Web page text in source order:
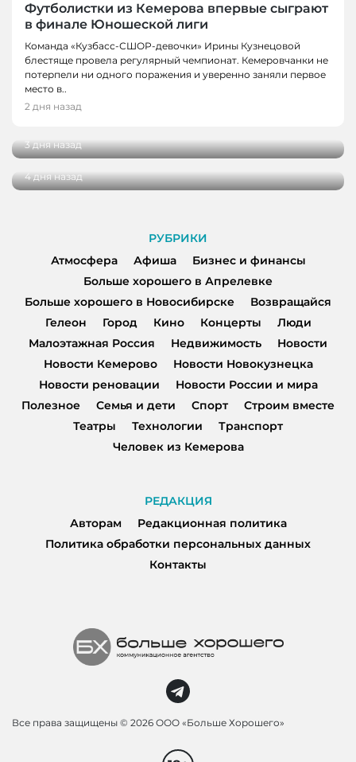
Футболистки из Кемерова впервые сыграют
в финале Юношеской лиги
Команда «Кузбасс-СШОР-девочки» Ирины Кузнецовой
блестяще провела регулярный чемпионат. Кемеровчанки не
потерпели ни одного поражения и уверенно заняли первое
место в..
2 дня назад
НОВОСТИ, НОВОСТИ КЕМЕРОВО
В Кемерове выбрали лучшую практику
3 дня назад
НОВОСТИ, НОВОСТИ КЕМЕРОВО, НОВОСТИ
НОВОКУЗНЕЦКА
проектов
4 дня назад
РУБРИКИ
Атмосфера
Афиша
Бизнес и финансы
Больше хорошего в Апрелевке
Больше хорошего в Новосибирске
Возвращайся
Гелеон
Город Кино Концерты
Люди
Малоэтажная Россия
Недвижимость
Новости
Новости Кемерово
Новости Новокузнецка
Новости реновации
Новости России и мира
Полезное
Семья и дети Спорт
Строим вместе
Театры
Технологии
Транспорт
Человек из Кемерова
РЕДАКЦИЯ
Авторам
Редакционная политика
Политика обработки персональных данных
Контакты
Все права защищены © 2026 ООО «Больше Хорошего»